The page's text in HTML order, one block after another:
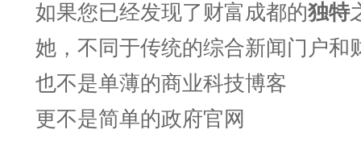
如果您已经发现了财富成都的独特
她，不同于传统的综合新闻门户和
也不是单薄的商业科技博客
更不是简单的政府官网